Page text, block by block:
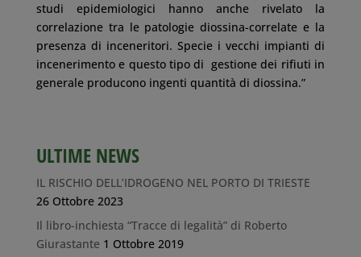
studi epidemiologici hanno anche rivelato la
correlazione tra le patologie diossina-correlate e la
presenza di inceneritori. Specie i vecchi impianti di
incenerimento e questo tipo di gestione dei rifiuti in
generale producono ingenti quantità di diossina.”
ULTIME NEWS
IL RISCHIO DELL’IDROGENO NEL PORTO DI TRIESTE
26 Ottobre 2023
Il libro-inchiesta “Tracce di legalità” di Roberto
Giurastante 1 Ottobre 2019